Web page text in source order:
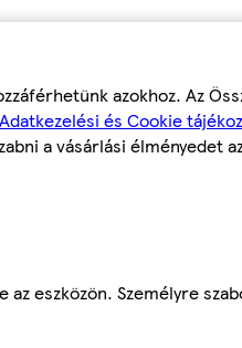
azokhoz. Az
Adatkezelési és Cookie
a vásárlási élményedet
az eszközön. Személyre